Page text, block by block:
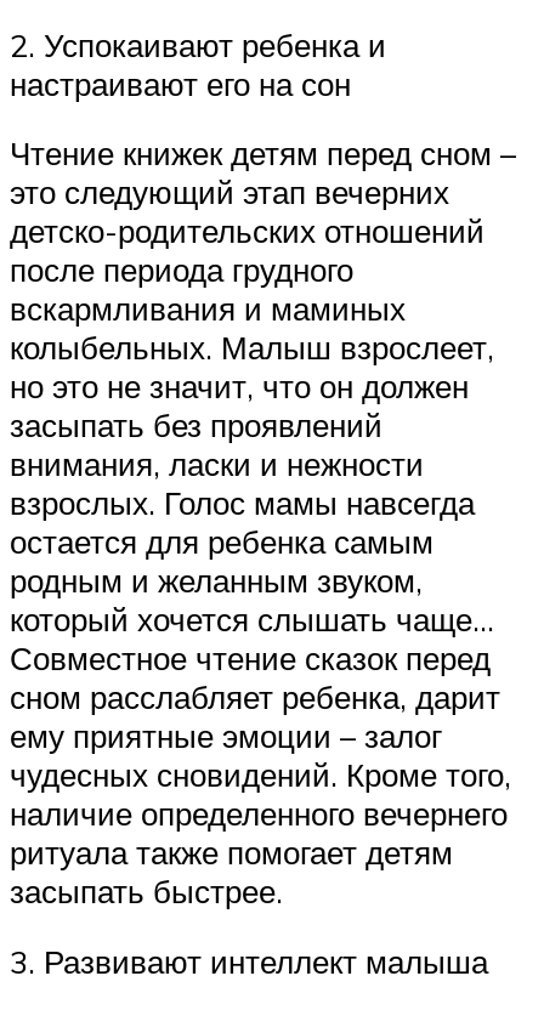
2. Успокаивают ребенка и
настраивают его на сон
Чтение книжек детям перед сном –
это следующий этап вечерних
детско-родительских отношений
после периода грудного
вскармливания и маминых
колыбельных. Малыш взрослеет,
но это не значит, что он должен
засыпать без проявлений
внимания, ласки и нежности
взрослых. Голос мамы навсегда
остается для ребенка самым
родным и желанным звуком,
который хочется слышать чаще…
Совместное чтение сказок перед
сном расслабляет ребенка, дарит
ему приятные эмоции – залог
чудесных сновидений. Кроме того,
наличие определенного вечернего
ритуала также помогает детям
засыпать быстрее.
3. Развивают интеллект малыша